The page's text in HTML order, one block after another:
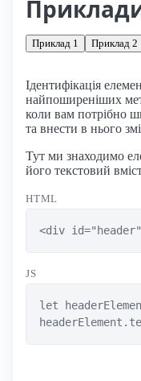
Приклад 1 Приклад 2
Ідентифікація
найпоширеніших
коли вам потрібно
та внести в нього
Тут ми знаходимо
його текстовий
HTML
<div
JS
let